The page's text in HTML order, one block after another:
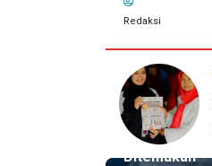
Redaksi
1 hari lalu
Pemilik
Royal
Phone
Ditemukan